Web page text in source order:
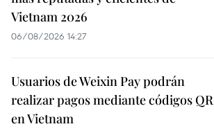
Vietnam 2026
06/08/2026 14:27
Usuarios de Weixin Pay podrán
realizar pagos mediante códigos QR
en Vietnam